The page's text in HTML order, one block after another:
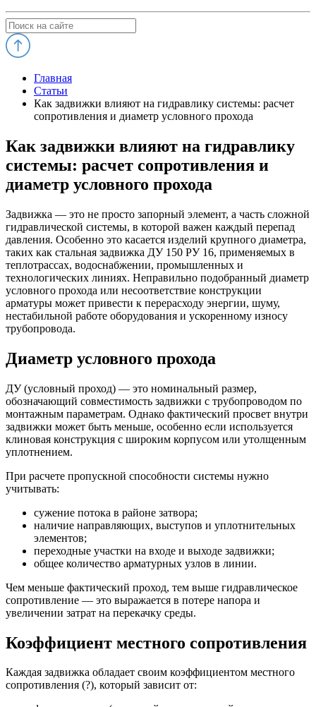
Главная
Статьи
Как задвижки влияют на гидравлику системы: расчет
сопротивления и диаметр условного прохода
Как задвижки влияют на гидравлику
системы: расчет сопротивления и
диаметр условного прохода
Задвижка — это не просто запорный элемент, а часть сложной
гидравлической системы, в которой важен каждый перепад
давления. Особенно это касается изделий крупного диаметра,
таких как стальная задвижка ДУ 150 РУ 16, применяемых в
теплотрассах, водоснабжении, промышленных и
технологических линиях. Неправильно подобранный диаметр
условного прохода или несоответствие конструкции
арматуры может привести к перерасходу энергии, шуму,
нестабильной работе оборудования и ускоренному износу
трубопровода.
Диаметр условного прохода
ДУ (условный проход) — это номинальный размер,
обозначающий совместимость задвижки с трубопроводом по
монтажным параметрам. Однако фактический просвет внутри
задвижки может быть меньше, особенно если используется
клиновая конструкция с широким корпусом или утолщенным
уплотнением.
При расчете пропускной способности системы нужно
учитывать:
сужение потока в районе затвора;
наличие направляющих, выступов и уплотнительных
элементов;
переходные участки на входе и выходе задвижки;
общее количество арматурных узлов в линии.
Чем меньше фактический проход, тем выше гидравлическое
сопротивление — это выражается в потере напора и
увеличении затрат на перекачку среды.
Коэффициент местного сопротивления
Каждая задвижка обладает своим коэффициентом местного
сопротивления (?), который зависит от: